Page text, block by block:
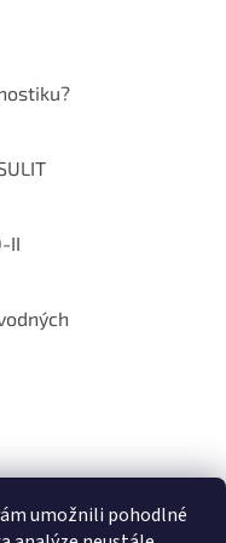
umožnili pohodlné
II